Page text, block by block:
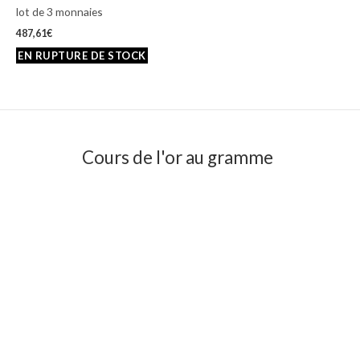
lot de 3 monnaies
487,61€
Cours de l'or au gramme